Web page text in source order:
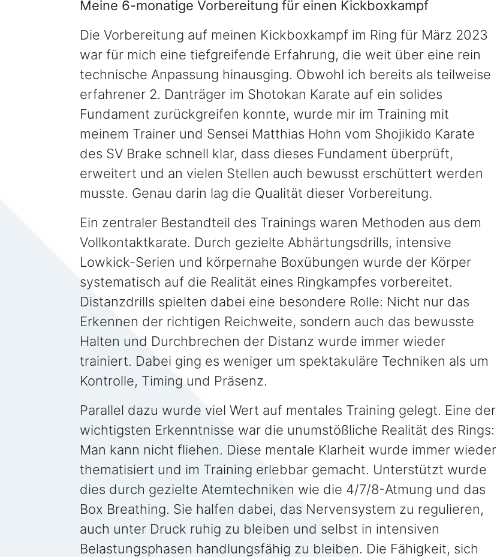
Meine 6-monatige Vorbereitung für einen Kickboxkampf
Die Vorbereitung auf meinen Kickboxkampf im Ring für März 2023
war für mich eine tiefgreifende Erfahrung, die weit über eine rein
technische Anpassung hinausging. Obwohl ich bereits als teilweise
erfahrener 2. Danträger im Shotokan Karate auf ein solides
Fundament zurückgreifen konnte, wurde mir im Training mit
meinem Trainer und Sensei Matthias Hohn vom Shojikido Karate
des SV Brake schnell klar, dass dieses Fundament überprüft,
erweitert und an vielen Stellen auch bewusst erschüttert werden
musste. Genau darin lag die Qualität dieser Vorbereitung.
Ein zentraler Bestandteil des Trainings waren Methoden aus dem
Vollkontaktkarate. Durch gezielte Abhärtungsdrills, intensive
Lowkick-Serien und körpernahe Boxübungen wurde der Körper
systematisch auf die Realität eines Ringkampfes vorbereitet.
Distanzdrills spielten dabei eine besondere Rolle: Nicht nur das
Erkennen der richtigen Reichweite, sondern auch das bewusste
Halten und Durchbrechen der Distanz wurde immer wieder
trainiert. Dabei ging es weniger um spektakuläre Techniken als um
Kontrolle, Timing und Präsenz.
Parallel dazu wurde viel Wert auf mentales Training gelegt. Eine der
wichtigsten Erkenntnisse war die unumstößliche Realität des Rings:
Man kann nicht fliehen. Diese mentale Klarheit wurde immer wieder
thematisiert und im Training erlebbar gemacht. Unterstützt wurde
dies durch gezielte Atemtechniken wie die 4/7/8-Atmung und das
Box Breathing. Sie halfen dabei, das Nervensystem zu regulieren,
auch unter Druck ruhig zu bleiben und selbst in intensiven
Belastungsphasen handlungsfähig zu bleiben. Die Fähigkeit, sich